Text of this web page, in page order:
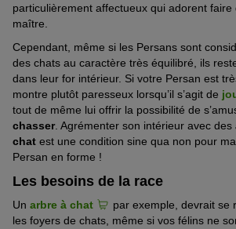
particulièrement affectueux qui adorent faire
maître.
Cependant, même si les Persans sont
des chats au caractère très équilibré, ils
dans leur for intérieur. Si votre Persan est
montre plutôt paresseux lorsqu’il s’agit de
tout de même lui offrir la possibilité de
chasser. Agrémenter son intérieur avec des
chat est une condition sine qua non pour
Persan en forme !
Les besoins de la race
Un arbre à chat
par exemple, devrait se
les foyers de chats, même si vos félins ne